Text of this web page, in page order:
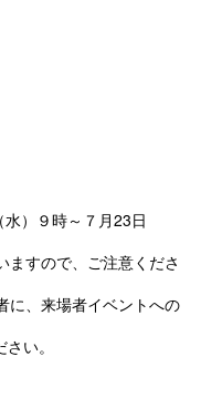
）９時～７月23日
ますので、ご注意くださ
に、来場者イベントへの
い。